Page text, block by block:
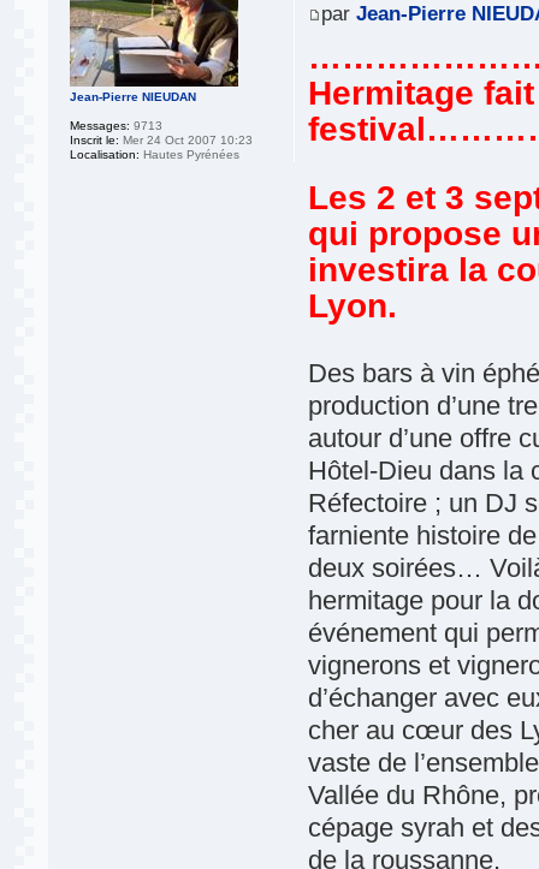
parJean-Pierre
Hermitage
Les 2 et 3
qui propose
investira la
Lyon.
Des bars à vin
production d’une
autour d’une offre
Hôtel-Dieu dans la
Réfectoire ; un DJ
farniente histoire
deux soirées…
hermitage pour la
événement qui
vignerons et
d’échanger avec
cher au cœur des
vaste de
Vallée du Rhône,
cépage syrah et
de la roussanne.
Jean-Pierre NIEUDAN
Messages: 9713
Inscrit le: Mer 24 Oct 2007 10:23
Localisation: Hautes Pyrénées